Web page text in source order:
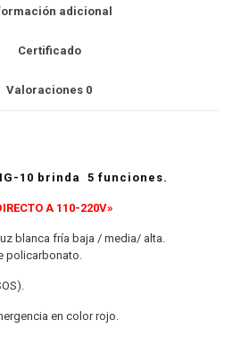
adicional
Certificado
Valoraciones 0
10 brinda 5 funciones.
A 110-220V»
blanca fría baja / media/ alta.
policarbonato.
en color rojo.